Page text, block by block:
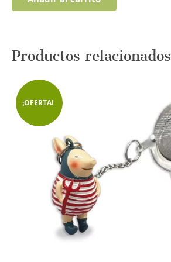
Productos relacionados
¡OFERTA!